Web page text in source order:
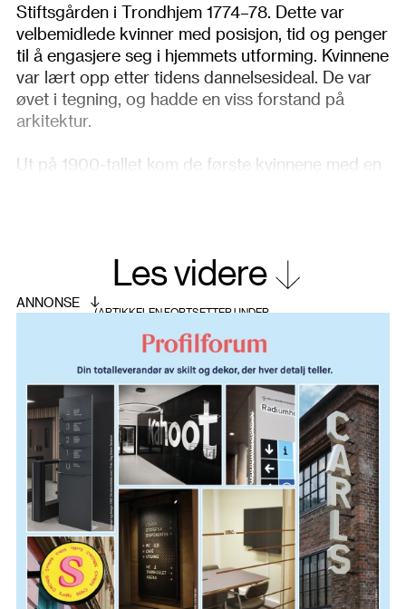
Stiftsgården i Trondhjem 1774–78. Dette var
velbemidlede kvinner med posisjon, tid og penger
til å engasjere seg i hjemmets utforming. Kvinnene
var lært opp etter tidens dannelsesideal. De var
øvet i tegning, og hadde en viss forstand på
arkitektur.
Ut på 1900-tallet kom de første kvinnene med en
nordiske historieskrivningen står kunstnere som
Carl Larsson og Gerhard Munthe, mens Henrik
Bull var en av de fremste arkitektene, som også
beskjeftiget seg med møbeldesign og interiør.
1900-tallets første tiår var en brytningstid i
Norge. Industrialismen hadde vært den store
drivkraften i samfunnsutviklingen siden midten av
1800-tallet. Industrien ga velstand for noen, men
også klassemotsetninger, og med tiden en økt
oppmerksomhet om arbeiderklassens kår.
Arkitekturen og interiørene vi omgir oss med fikk
en samfunnsengasjert side. Det handlet om å
skape gode boliger – for flere samfunnslag, for
arbeidsfolk, og et praktisk hjem som arbeidsplass
for husmødrene. Historien om interiørarkitektur er
Les videre